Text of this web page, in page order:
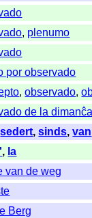
, plenumo
por observado
,observado,
de la
sedert,sinds,van
l', la
van de weg
Berg